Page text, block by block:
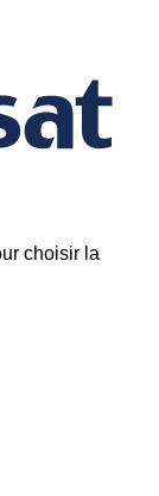
choisir la